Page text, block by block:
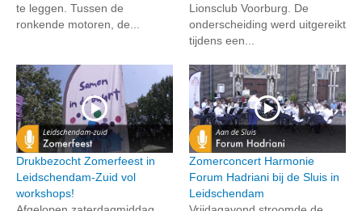
te leggen. Tussen de
ronkende motoren, de...
Lionsclub Voorburg. De
onderscheiding werd uitgereikt
tijdens een...
Drukbezocht Zomerfeest in
Leidschendam-Zuid vol
workshops!
Zomerconcert Harmonie
Forum Hadriani bij de Sluis in
Leidschendam